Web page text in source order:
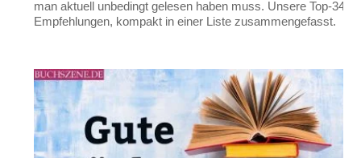
man aktuell unbedingt gelesen haben muss. Unsere Top-34-
Empfehlungen, kompakt in einer Liste zusammengefasst.